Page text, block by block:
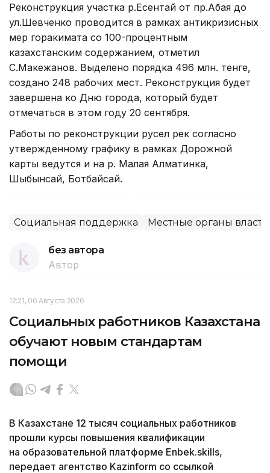
Реконструкция участка р.Есентай от пр.Абая до
ул.Шевченко проводится в рамках антикризисных
мер горакимата со 100-процентным
казахстанским содержанием, отметил
С.Макежанов. Выделено порядка 496 млн. тенге,
создано 248 рабочих мест. Реконструкция будет
завершена ко Дню города, который будет
отмечаться в этом году 20 сентября.
Работы по реконструкции русел рек согласно
утвержденному графику в рамках Дорожной
карты ведутся и на р. Малая Алматинка,
Шыбынсай, Ботбайсай.
Социальная поддержка Местные органы власти
без автора
Автор
12:21, 06 Августа 2026
Социальных работников Казахстана
обучают новым стандартам
помощи
В Казахстане 12 тысяч социальных работников
прошли курсы повышения квалификации
на образовательной платформе Enbek.skills,
передает агентство Kazinform со ссылкой